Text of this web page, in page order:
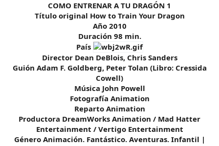
COMO ENTRENAR A TU DRAGÓN 1
Título original How to Train Your Dragon
Año 2010
Duración 98 min.
País
Director Dean DeBlois, Chris Sanders
Guión Adam F. Goldberg, Peter Tolan (Libro: Cressida
Cowell)
Música John Powell
Fotografía Animation
Reparto Animation
Productora DreamWorks Animation / Mad Hatter
Entertainment / Vertigo Entertainment
Género Animación. Fantástico. Aventuras. Infantil |